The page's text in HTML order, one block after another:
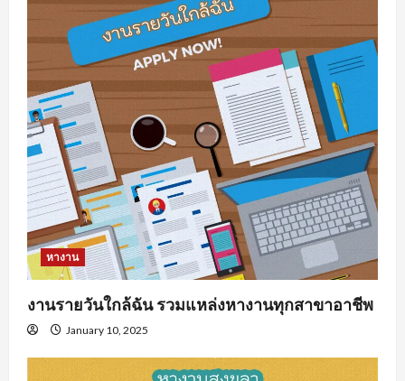
หางาน
งานรายวันใกล้ฉัน รวมแหล่งหางานทุกสาขาอาชีพ
January 10, 2025